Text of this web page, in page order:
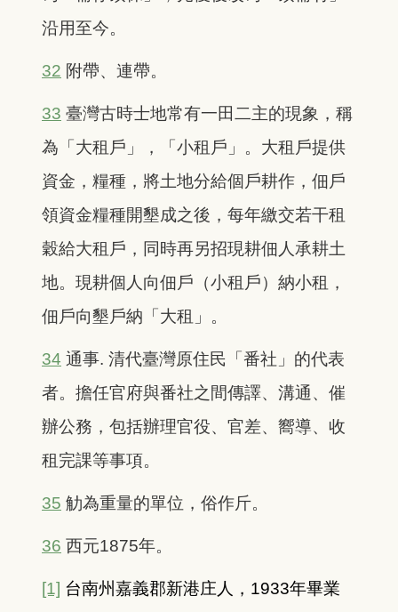
沿用至今。
32 附帶、連帶。
33 臺灣古時士地常有一田二主的現象，稱
為「大租戶」，「小租戶」。大租戶提供
資金，糧種，將土地分給個戶耕作，佃戶
領資金糧種開墾成之後，每年繳交若干租
穀給大租戶，同時再另招現耕佃人承耕土
地。現耕個人向佃戶（小租戶）納小租，
佃戶向墾戶納「大租」。
34 通事. 清代臺灣原住民「番社」的代表
者。擔任官府與番社之間傳譯、溝通、催
辦公務，包括辦理官役、官差、嚮導、收
租完課等事項。
35 觔為重量的單位，俗作斤。
36 西元1875年。
[1] 台南州嘉義郡新港庄人，1933年畢業